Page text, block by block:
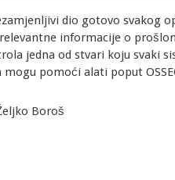
dio gotovo svakog
informacije o
jedna od stvari koju svaki
mogu pomoći alati poput
Boroš